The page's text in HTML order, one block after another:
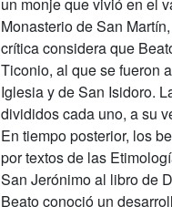
un monje que vivió en el
Monasterio de San
crítica considera que
Ticonio, al que se fueron
Iglesia y de San Isidoro.
divididos cada uno, a su
En tiempo posterior, los
por textos de las
San Jerónimo al libro de
Beato conoció un